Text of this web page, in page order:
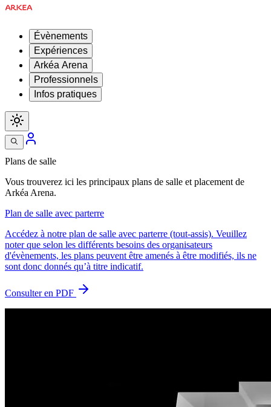
Évènements
Expériences
Arkéa Arena
Professionnels
Infos pratiques
Plans de salle
Vous trouverez ici les principaux plans de salle et placement de
Arkéa Arena.
Plan de salle avec parterre
Accédez à notre plan de salle avec parterre (tout-assis). Veuillez
noter que selon les différents besoins des organisateurs
d'évènements, les plans peuvent être amenés à être modifiés, ils ne
sont donc donnés qu’à titre indicatif.
Consulter en PDF